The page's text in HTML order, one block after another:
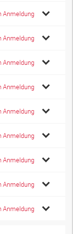
Anmeldung
Anmeldung
Anmeldung
Anmeldung
Anmeldung
Anmeldung
Anmeldung
Anmeldung
Anmeldung